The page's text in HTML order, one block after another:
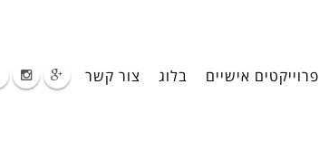
פרוייקטים אישיים בלוג צור קשר